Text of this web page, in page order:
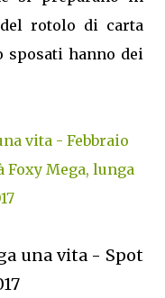
rotolo di carta
sposati hanno dei
vita - Febbraio
Mega, lunga
una vita - Spot